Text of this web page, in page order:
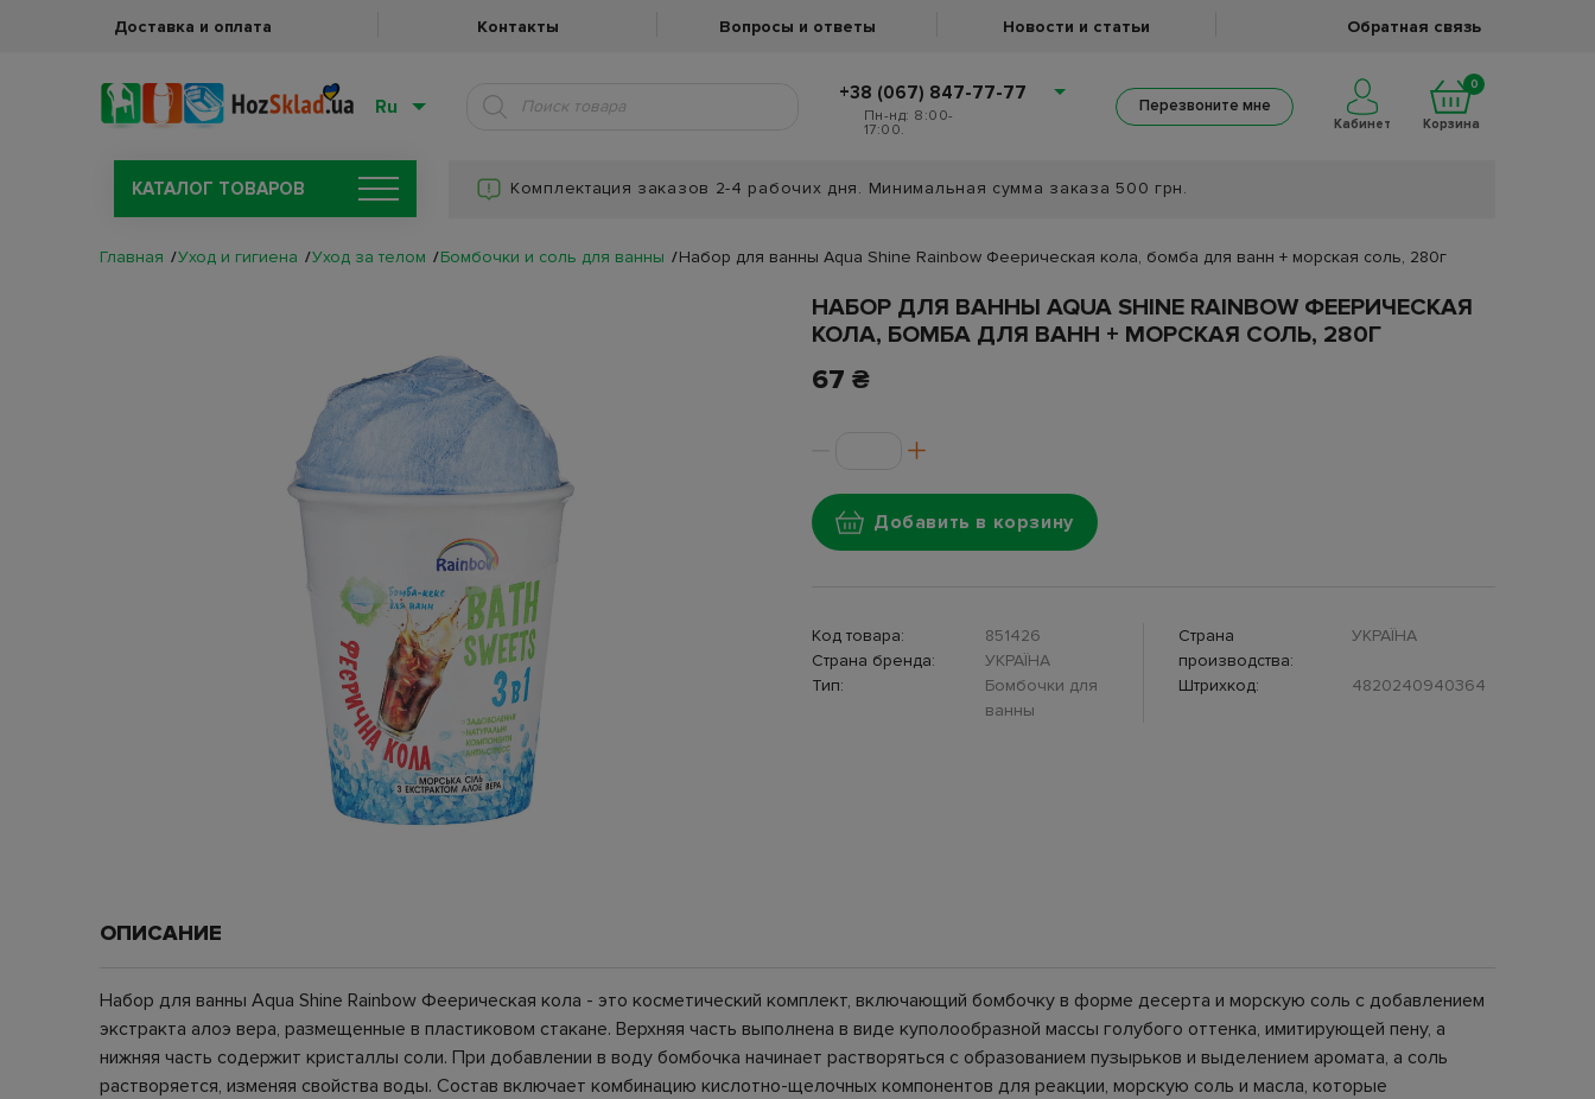
Доставка и оплата Контакты Вопросы и ответы Новости и статьи Обратная связь
Ru
+38 (067) 847-77-77
Пн-нд: 8:00-
17:00.
Перезвоните мне
Кабинет
0
Корзина
КАТАЛОГ ТОВАРОВ Комплектация заказов 2-4 рабочих дня. Минимальная сумма заказа 500 грн.
Главная Уход и гигиена Уход за телом Бомбочки и соль для ванны Набор для ванны Aqua Shine Rainbow Феерическая кола, бомба для ванн + морская соль, 280г
НАБОР ДЛЯ ВАННЫ AQUA SHINE RAINBOW ФЕЕРИЧЕСКАЯ
КОЛА, БОМБА ДЛЯ ВАНН + МОРСКАЯ СОЛЬ, 280Г
67 ₴
Добавить в корзину
Код товара:
851426
Страна бренда:
УКРАЇНА
Тип:
Бомбочки для
ванны
Страна
производства:
УКРАЇНА
Штрихкод: 4820240940364
ОПИСАНИЕ
Набор для ванны Aqua Shine Rainbow Феерическая кола - это косметический комплект, включающий бомбочку в форме десерта и морскую соль с добавлением
экстракта алоэ вера, размещенные в пластиковом стакане. Верхняя часть выполнена в виде куполообразной массы голубого оттенка, имитирующей пену, а
нижняя часть содержит кристаллы соли. При добавлении в воду бомбочка начинает растворяться с образованием пузырьков и выделением аромата, а соль
растворяется, изменяя свойства воды. Состав включает комбинацию кислотно-щелочных компонентов для реакции, морскую соль и масла, которые